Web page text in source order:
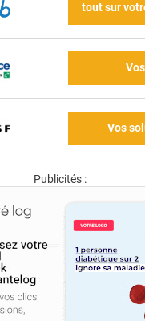
tout sur
Vos
Publicités :